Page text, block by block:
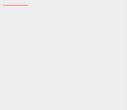
ar viedtālruni
aukstuma aģents